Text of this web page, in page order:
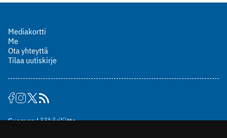
Mediakortti
Me
Ota yhteyttä
Tilaa uutiskirje
Suomen Lääkäriliitto